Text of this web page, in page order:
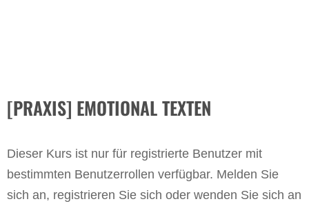
[PRAXIS] EMOTIONAL TEXTEN
Dieser Kurs ist nur für registrierte Benutzer mit
bestimmten Benutzerrollen verfügbar. Melden Sie
sich an, registrieren Sie sich oder wenden Sie sich an